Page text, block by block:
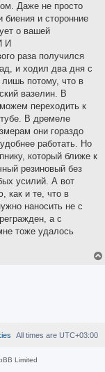
Даже не просто
и сторонние
о вашей
И
раза получился
и ходил два дня с
потому, что в
вазелин. В
переходить к
В дремеле
они гораздо
работать. Но
который ближе к
резиновый без
усилий. А вот
как и те, что в
наносить не с
а с
тоже удалось
All times are UTC+03:00
Limited